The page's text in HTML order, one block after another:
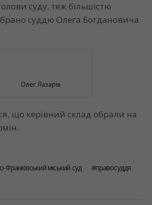
суду, теж більшістю
суддю Олега Богдановича
Олег Лазарів
що керівний склад обрали на
Франківський міський суд
правосуддя